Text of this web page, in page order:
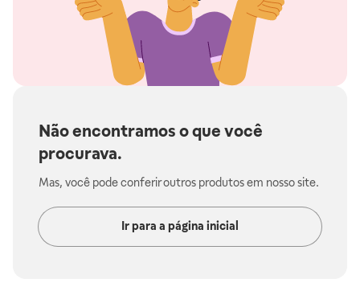
Não encontramos o que você
procurava.
Mas, você pode conferir outros produtos em nosso site.
Ir para a página inicial